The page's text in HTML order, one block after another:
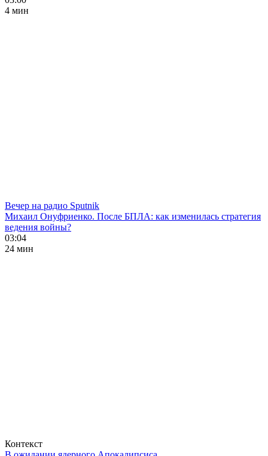
4 мин
Вечер на радио Sputnik
Михаил Онуфриенко. После БПЛА: как изменилась стратегия
ведения войны?
03:04
24 мин
Контекст